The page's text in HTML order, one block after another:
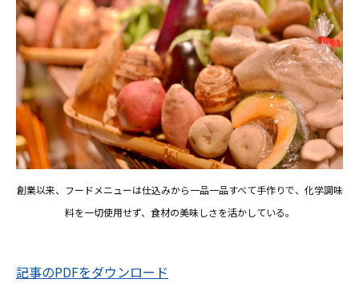
創業以来、フードメニューは仕込みから一品一品すべて手作りで、化学調味
料を一切使用せず、食材の美味しさを活かしている。
記事のPDFをダウンロード